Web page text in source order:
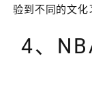
验到不同的文化
4、